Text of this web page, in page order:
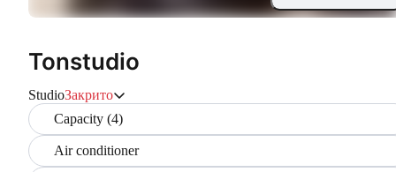
Tonstudio
StudioЗакрито
Capacity (4)
Air conditioner